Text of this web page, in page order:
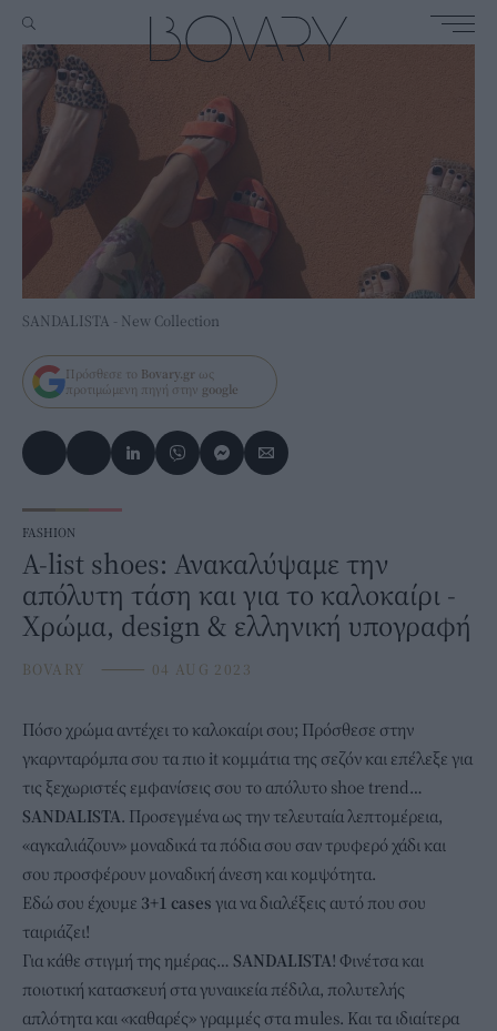
SANDALISTA - New Collection
Πρόσθεσε το Bovary.gr ως
προτιμώμενη πηγή στην google
FASHION
A-list shoes: Ανακαλύψαμε την
απόλυτη τάση και για το καλοκαίρι -
Χρώμα, design & ελληνική υπογραφή
BOVARY ⸻ 04 AUG 2023
Πόσο χρώμα αντέχει το καλοκαίρι σου; Πρόσθεσε στην
γκαρνταρόμπα σου τα πιο it κομμάτια της σεζόν και επέλεξε για
τις ξεχωριστές εμφανίσεις σου το απόλυτο shoe trend…
SANDALISTA. Προσεγμένα ως την τελευταία λεπτομέρεια,
«αγκαλιάζουν» μοναδικά τα πόδια σου σαν τρυφερό χάδι και
σου προσφέρουν μοναδική άνεση και κομψότητα.
Εδώ σου έχουμε 3+1 cases για να διαλέξεις αυτό που σου
ταιριάζει!
Για κάθε στιγμή της ημέρας… SANDALISTA! Φινέτσα και
ποιοτική κατασκευή σταγυναικεία πέδιλα, πολυτελής
απλότητα και «καθαρές» γραμμές στα mules. Και τα ιδιαίτερα